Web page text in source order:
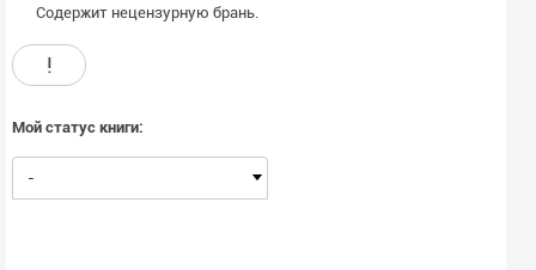
Содержит нецензурную брань.
!
Мой статус книги:
-